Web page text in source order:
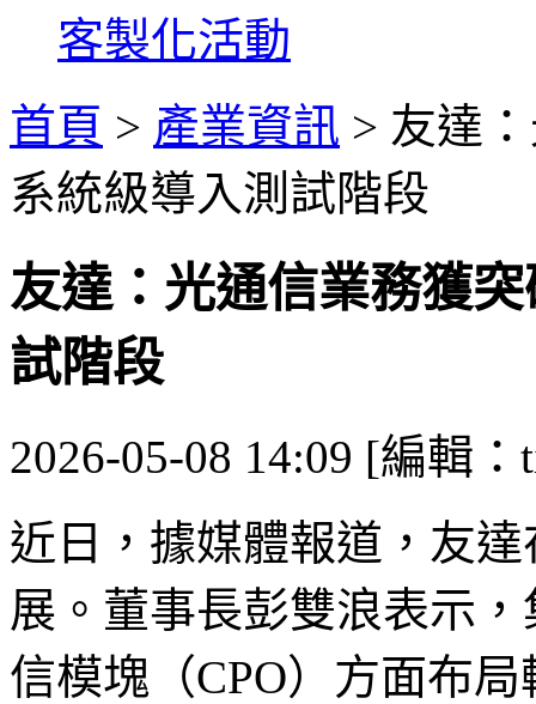
客製化活動
首頁 > 產業資訊 > 友達
系統級導入測試階段
友達：光通信業務獲
試階段
2026-05-08 14:09 [編輯：
近日，據媒體報道，友
展。董事長彭雙浪表示
信模塊（CPO）方面布